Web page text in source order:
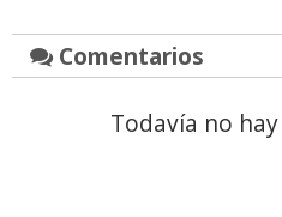
Comentarios
Todavía no